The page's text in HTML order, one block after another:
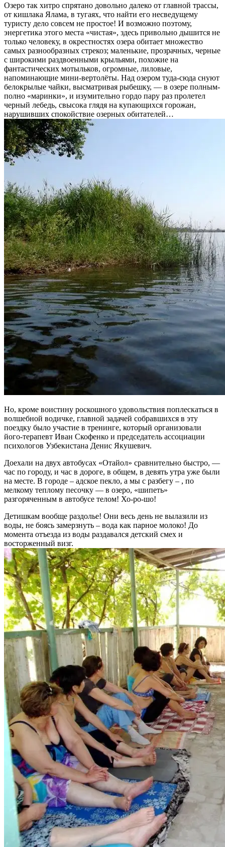
Озеро так хитро спрятано довольно далеко от главной трассы,
от кишлака Ялама, в тугаях, что найти его несведущему
туристу дело совсем не простое! И возможно поэтому,
энергетика этого места «чистая», здесь привольно дышится не
только человеку, в окрестностях озера обитает множество
самых разнообразных стрекоз; маленькие, прозрачных, черные
с широкими раздвоенными крыльями, похожие на
фантастических мотыльков, огромные, лиловые,
напоминающие мини-вертолёты. Над озером туда-сюда снуют
белокрылые чайки, высматривая рыбешку, — в озере полным-
полно «маринки», и изумительно гордо пару раз пролетел
черный лебедь, свысока глядя на купающихся горожан,
нарушивших спокойствие озерных обитателей…
Но, кроме воистину роскошного удовольствия поплескаться в
волшебной водичке, главной задачей собравшихся в эту
поездку было участие в тренинге, который организовали
його-терапевт Иван Скофенко и председатель ассоциации
психологов Узбекистана Денис Якушевич.
Доехали на двух автобусах «Отайол» сравнительно быстро, —
час по городу, и час в дороге, в общем, в девять утра уже были
на месте. В городе – адское пекло, а мы с разбегу – , по
мелкому теплому песочку — в озеро, «шипеть»
разгоряченным в автобусе телом! Хо-ро-шо!
Детишкам вообще раздолье! Они весь день не вылазили из
воды, не боясь замерзнуть – вода как парное молоко! До
момента отъезда из воды раздавался детский смех и
восторженный визг.